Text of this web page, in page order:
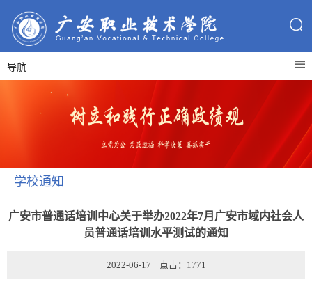
导航
学校通知
广安市普通话培训中心关于举办2022年7月广安市域内社会人
员普通话培训水平测试的通知
2022-06-17 点击： 1771